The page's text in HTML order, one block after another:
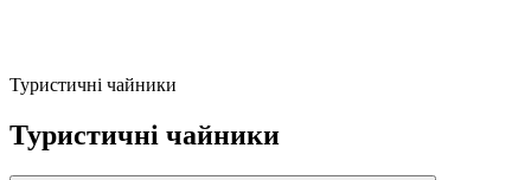
Туристичні чайники
Туристичні чайники